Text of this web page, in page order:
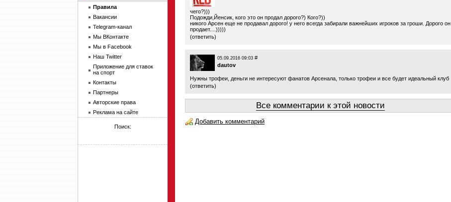
чего?)))
Подожди,Йенсик, кого это он продал дорого?) Кого?))
никого Арсен еще не продавал дорого! у него всегда забирали важнейших игроков за гроши. Дорого он
продает....)))))
(ответить)
05.09.2016 09:03 #
dautov
Нужны трофеи, деньги не интересуют фанатов Арсенала, только трофеи и все будет идеальный клуб
(ответить)
Все комментарии к этой новости
Добавить комментарий
Правила
Вакансии
Telegram-канал
Мы ВКонтакте
Мы в Facebook
Наш Twitter
Приложение для ставок
на спорт
Контакты
Партнеры
Авторские права
Реклама на сайте
Поиск: